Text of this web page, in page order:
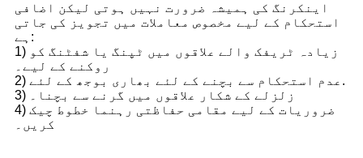
اینکرنگ کی ہمیشہ ضرورت نہیں ہوتی لیکن اضافی
استحکام کے لیے مخصوص معاملات میں تجویز کی جاتی
ہے:
1) زیادہ ٹریفک والے علاقوں میں ٹپنگ یا شفٹنگ کو
روکنے کے لیے۔
2) عدم استحکام سے بچنے کے لئے بھاری بوجھ کے لئے.
3) زلزلے کے شکار علاقوں میں گرنے سے بچنا۔
4) ضروریات کے لیے مقامی حفاظتی رہنما خطوط چیک
کریں۔